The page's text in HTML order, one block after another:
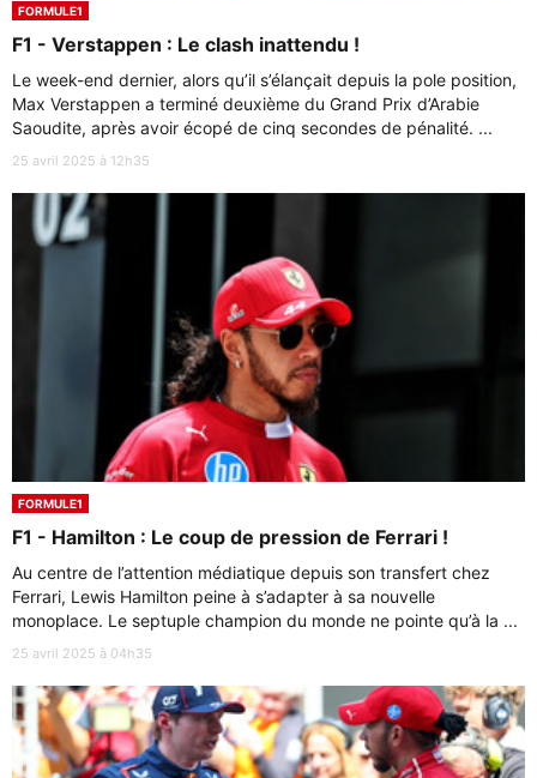
FORMULE1
F1 - Verstappen : Le clash inattendu !
Le week-end dernier, alors qu’il s’élançait depuis la pole position,
Max Verstappen a terminé deuxième du Grand Prix d’Arabie
Saoudite, après avoir écopé de cinq secondes de pénalité. ...
25 avril 2025 à 12h35
FORMULE1
F1 - Hamilton : Le coup de pression de Ferrari !
Au centre de l’attention médiatique depuis son transfert chez
Ferrari, Lewis Hamilton peine à s’adapter à sa nouvelle
monoplace. Le septuple champion du monde ne pointe qu’à la ...
25 avril 2025 à 04h35